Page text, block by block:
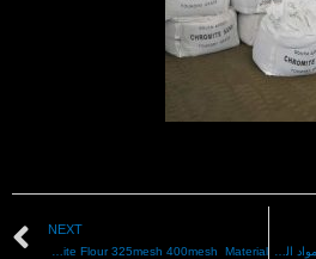
NEXT